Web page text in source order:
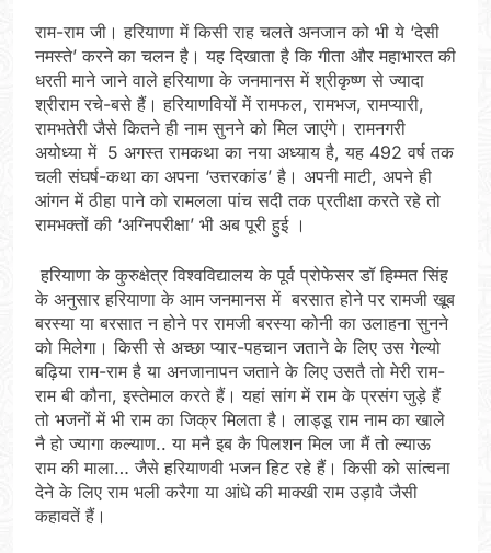
राम-राम जी। हरियाणा में किसी राह चलते अनजान को भी ये ‘देसी
नमस्ते’ करने का चलन है। यह दिखाता है कि गीता और महाभारत की
धरती माने जाने वाले हरियाणा के जनमानस में श्रीकृष्ण से ज्यादा
श्रीराम रचे-बसे हैं। हरियाणवियों में रामफल, रामभज, रामप्यारी,
रामभतेरी जैसे कितने ही नाम सुनने को मिल जाएंगे। रामनगरी
अयोध्या में 5 अगस्त रामकथा का नया अध्याय है, यह 492 वर्ष तक
चली संघर्ष-कथा का अपना ‘उत्तरकांड’ है। अपनी माटी, अपने ही
आंगन में ठीहा पाने को रामलला पांच सदी तक प्रतीक्षा करते रहे तो
रामभक्तों की ‘अग्निपरीक्षा’ भी अब पूरी हुई ।
हरियाणा के कुरुक्षेत्र विश्वविद्यालय के पूर्व प्रोफेसर डॉ हिम्मत सिंह
के अनुसार हरियाणा के आम जनमानस में बरसात होने पर रामजी खूब
बरस्या या बरसात न होने पर रामजी बरस्या कोनी का उलाहना सुनने
को मिलेगा। किसी से अच्छा प्यार-पहचान जताने के लिए उस गेल्यो
बढ़िया राम-राम है या अनजानापन जताने के लिए उसतै तो मेरी राम-
राम बी कौना, इस्तेमाल करते हैं। यहां सांग में राम के प्रसंग जुड़े हैं
तो भजनों में भी राम का जिक्र मिलता है। लाड्डू राम नाम का खाले
नै हो ज्यागा कल्याण.. या मनै इब कै पिलशन मिल जा मैं तो ल्याऊ
राम की माला… जैसे हरियाणवी भजन हिट रहे हैं। किसी को सांत्वना
देने के लिए राम भली करैगा या आंधे की माक्खी राम उड़ावै जैसी
कहावतें हैं।